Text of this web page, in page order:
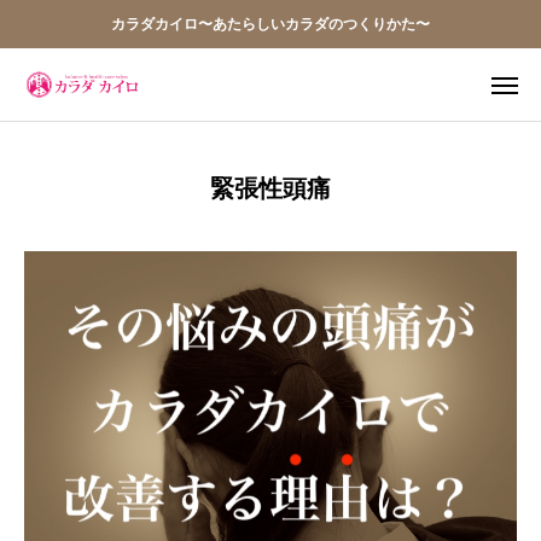
カラダカイロ〜あたらしいカラダのつくりかた〜
緊張性頭痛
当院の想い
施術案内